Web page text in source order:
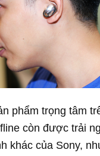
phẩm trọng tâm
còn được trải
khác của Sony,